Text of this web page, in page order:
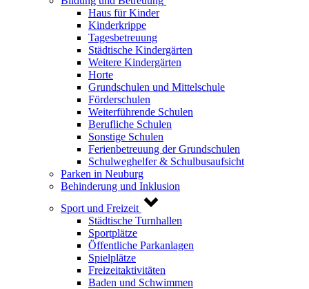
Haus für Kinder
Kinderkrippe
Tagesbetreuung
Städtische Kindergärten
Weitere Kindergärten
Horte
Grundschulen und Mittelschule
Förderschulen
Weiterführende Schulen
Berufliche Schulen
Sonstige Schulen
Ferienbetreuung der Grundschulen
Schulweghelfer & Schulbusaufsicht
Parken in Neuburg
Behinderung und Inklusion
Sport und Freizeit
Städtische Turnhallen
Sportplätze
Öffentliche Parkanlagen
Spielplätze
Freizeitaktivitäten
Baden und Schwimmen